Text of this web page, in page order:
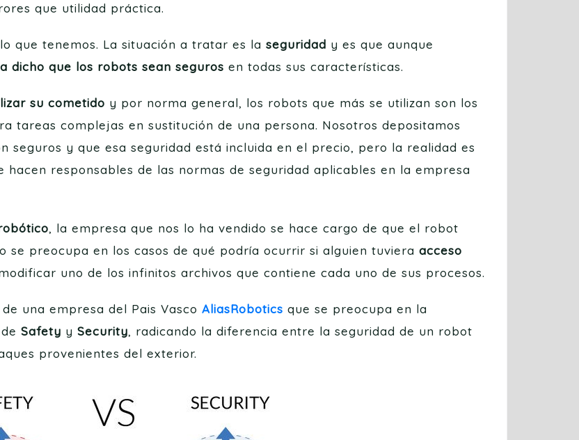
que utilidad práctica.
que tenemos. La situación a tratar es la seguridad y es que aunque
dicho que los robots sean seguros en todas sus características.
su cometido y por norma general, los robots que más se utilizan son los
tareas complejas en sustitución de una persona. Nosotros depositamos
seguros y que esa seguridad está incluida en el precio, pero la realidad es
responsables de las normas de seguridad aplicables en la empresa
, la empresa que nos lo ha vendido se hace cargo de que el robot
se preocupa en los casos de qué podría ocurrir si alguien tuviera acceso
uno de los infinitos archivos que contiene cada uno de sus procesos.
una empresa del Pais Vasco AliasRobotics que se preocupa en la
Safety y Security, radicando la diferencia entre la seguridad de un robot
provenientes del exterior.